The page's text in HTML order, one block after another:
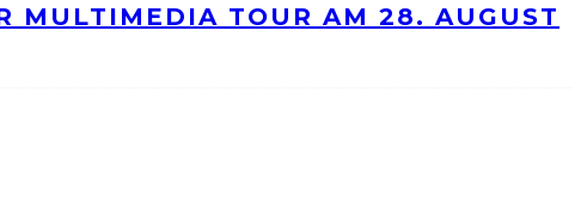
MULTIMEDIA TOUR AM 28. AUGUST